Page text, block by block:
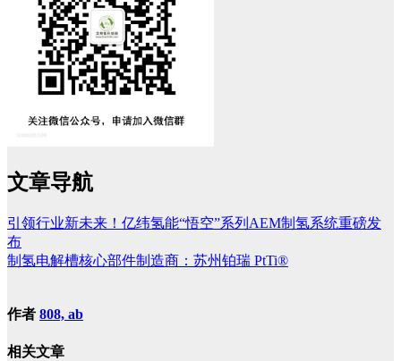
文章导航
引领行业新未来！亿纬氢能“悟空”系列AEM制氢系统重磅发
布
制氢电解槽核心部件制造商：苏州铂瑞 PtTi®
作者 808, ab
相关文章